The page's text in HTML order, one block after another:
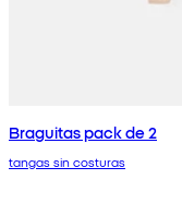
Braguitas pack de 2
tangas sin costuras